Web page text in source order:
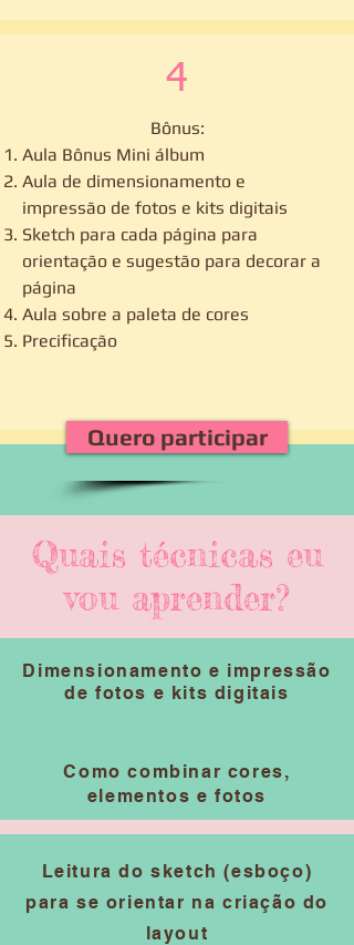
4
Bônus:
Aula Bônus Mini álbum
Aula de dimensionamento e
impressão de fotos e kits digitais
Sketch para cada página para
orientação e sugestão para decorar a
página
Aula sobre a paleta de cores
Precificação
Quero participar
Quais técnicas eu
vou aprender?
Dimensionamento e impressão
de fotos e kits digitais
Como combinar cores,
elementos e fotos
Leitura do sketch (esboço)
para se orientar na criação do
layout